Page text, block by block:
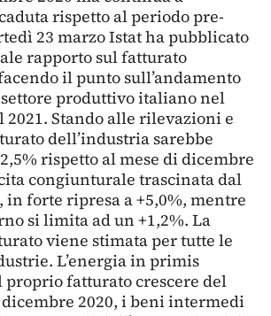
rispetto al periodo pre-
23 marzo Istat ha pubblicato
rapporto sul fatturato
il punto sull’andamento
produttivo italiano nel
2021. Stando alle rilevazioni e
dell’industria sarebbe
rispetto al mese di dicembre
congiunturale trascinata dal
in forte ripresa a +5,0%, mentre
si limita ad un +1,2%. La
viene stimata per tutte le
L’energia in primis
proprio fatturato crescere del
dicembre 2020, i beni intermedi